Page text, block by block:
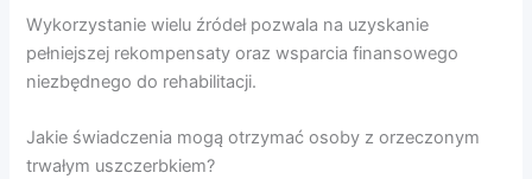
Wykorzystanie wielu źródeł pozwala na uzyskanie
pełniejszej rekompensaty oraz wsparcia finansowego
niezbędnego do rehabilitacji.
Jakie świadczenia mogą otrzymać osoby z orzeczonym
trwałym uszczerbkiem?